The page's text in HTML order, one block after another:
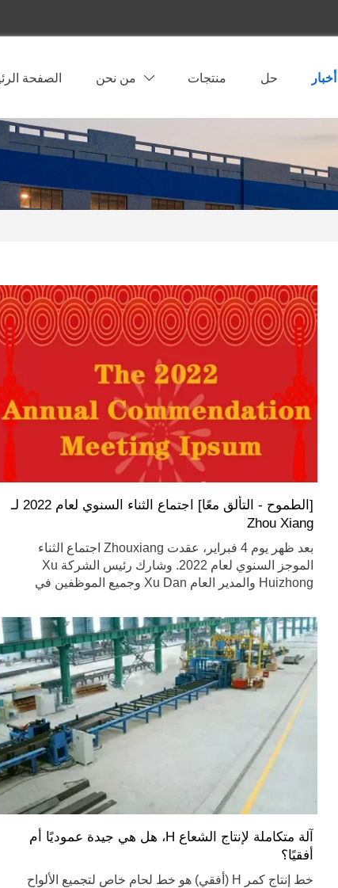
الصفحة من نحن  منتجات حل أخبار
[الطموح - التألق معًا] اجتماع الثناء السنوي لعام 2022 لـ
Zhou Xiang
بعد ظهر يوم 4 فبراير، عقدت Zhouxiang اجتماع الثناء
الموجز السنوي لعام 2022. وشارك رئيس الشركة Xu
Huizhong والمدير العام Xu Dan وجميع الموظفين في
آلة متكاملة لإنتاج الشعاع H، هل هي جيدة عموديًا أم
أفقيًا؟
خط إنتاج كمر H (أفقي) هو خط لحام خاص لتجميع الألواح